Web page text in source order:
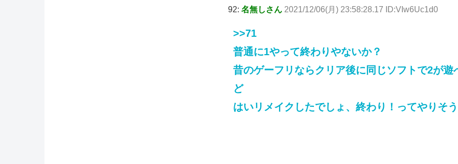
92: 名無しさん 2021/12/06(月) 23:58:28.17 ID:VIw6Uc1d0
>>71
普通に1やって終わりやないか？
昔のゲーフリならクリア後に同じソフトで2が
ど
はいリメイクしたでしょ、終わり！ってやりそう